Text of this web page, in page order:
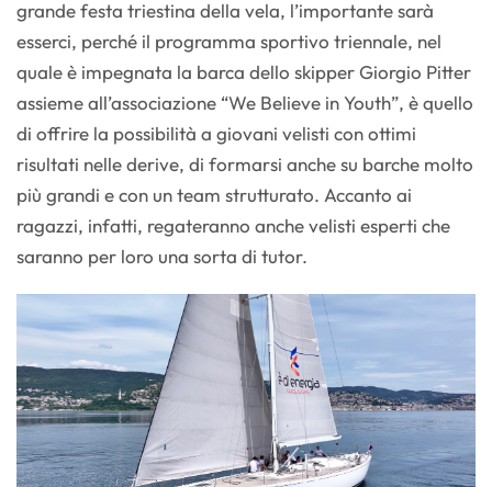
grande festa triestina della vela, l’importante sarà
esserci, perché il programma sportivo triennale, nel
quale è impegnata la barca dello skipper Giorgio Pitter
assieme all’associazione “We Believe in Youth”, è quello
di offrire la possibilità a giovani velisti con ottimi
risultati nelle derive, di formarsi anche su barche molto
più grandi e con un team strutturato. Accanto ai
ragazzi, infatti, regateranno anche velisti esperti che
saranno per loro una sorta di tutor.